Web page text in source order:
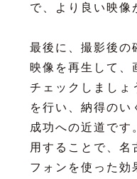
で、より良い映像
最後に、撮影後の
映像を再生して、
チェックしましょ
を行い、納得のい
成功への近道です
用することで、名
フォンを使った効